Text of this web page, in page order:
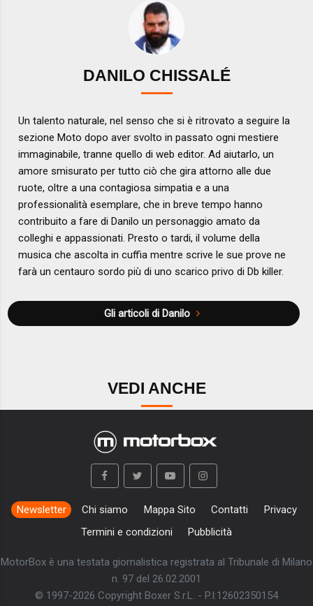
DANILO CHISSALÉ
Un talento naturale, nel senso che si è ritrovato a seguire la
sezione Moto dopo aver svolto in passato ogni mestiere
immaginabile, tranne quello di web editor. Ad aiutarlo, un
amore smisurato per tutto ciò che gira attorno alle due
ruote, oltre a una contagiosa simpatia e a una
professionalità esemplare, che in breve tempo hanno
contribuito a fare di Danilo un personaggio amato da
colleghi e appassionati. Presto o tardi, il volume della
musica che ascolta in cuffia mentre scrive le sue prove ne
farà un centauro sordo più di uno scarico privo di Db killer.
Gli articoli di Danilo
VEDI ANCHE
Newsletter Chi siamo Mappa Sito Contatti
Privacy
Termini e condizioni
Pubblicità
MotorBox è una testata giornalistica registrata al Tribunale di Milano
n. 97 del 26.02.2001
© 1997-2026 Copyright Boxer S.r.L. - P.I:12602350154